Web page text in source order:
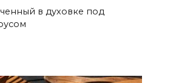
в духовке под